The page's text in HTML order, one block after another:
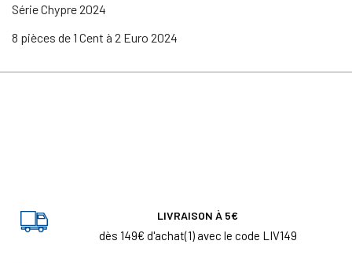
Série Chypre 2024
8 pièces de 1 Cent à 2 Euro 2024
LIVRAISON À 5€
dès 149€ d'achat(1) avec le code LIV149